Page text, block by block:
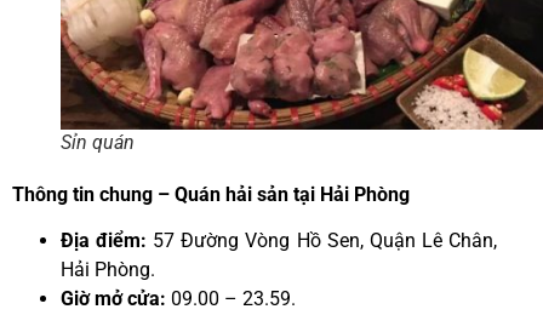
Sỉn quán
Thông tin chung – Quán hải sản tại Hải Phòng
Địa điểm: 57 Đường Vòng Hồ Sen, Quận Lê Chân,
Hải Phòng.
Giờ mở cửa: 09.00 – 23.59.